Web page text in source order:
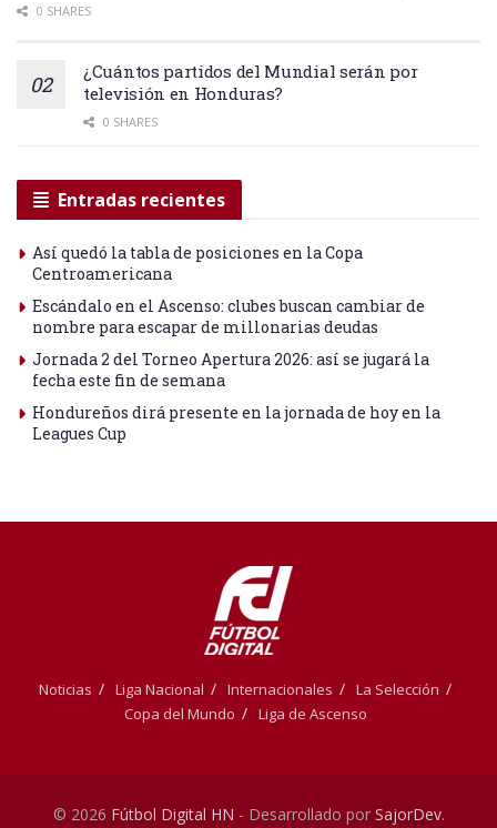
0 SHARES
¿Cuántos partidos del Mundial serán por
televisión en Honduras?
0 SHARES
Entradas recientes
Así quedó la tabla de posiciones en la Copa
Centroamericana
Escándalo en el Ascenso: clubes buscan cambiar de
nombre para escapar de millonarias deudas
Jornada 2 del Torneo Apertura 2026: así se jugará la
fecha este fin de semana
Hondureños dirá presente en la jornada de hoy en la
Leagues Cup
Noticias Liga Nacional Internacionales
La Selección
Copa del Mundo
Liga de Ascenso
© 2026 Fútbol Digital HN - Desarrollado por SajorDev.